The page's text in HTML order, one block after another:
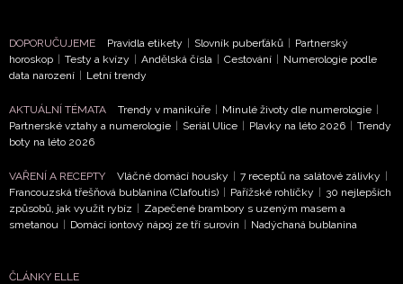
DOPORUČUJEME Pravidla etikety Slovník puberťáků
Partnerský
horoskop
Testy a kvízy Andělská čísla Cestování
Numerologie podle
data narození
Letní trendy
AKTUÁLNÍ TÉMATA Trendy v manikúře Minulé životy dle numerologie
Partnerské vztahy a numerologie
Seriál Ulice Plavky na léto 2026
Trendy
boty na léto 2026
VAŘENÍ A RECEPTY Vláčné domácí housky 7 receptů na salátové zálivky
Francouzská třešňová bublanina (Clafoutis)
Pařížské rohlíčky
30 nejlepších
způsobů, jak využít rybíz
Zapečené brambory s uzeným masem a
smetanou
Domácí iontový nápoj ze tří surovin Nadýchaná bublanina
ČLÁNKY ELLE